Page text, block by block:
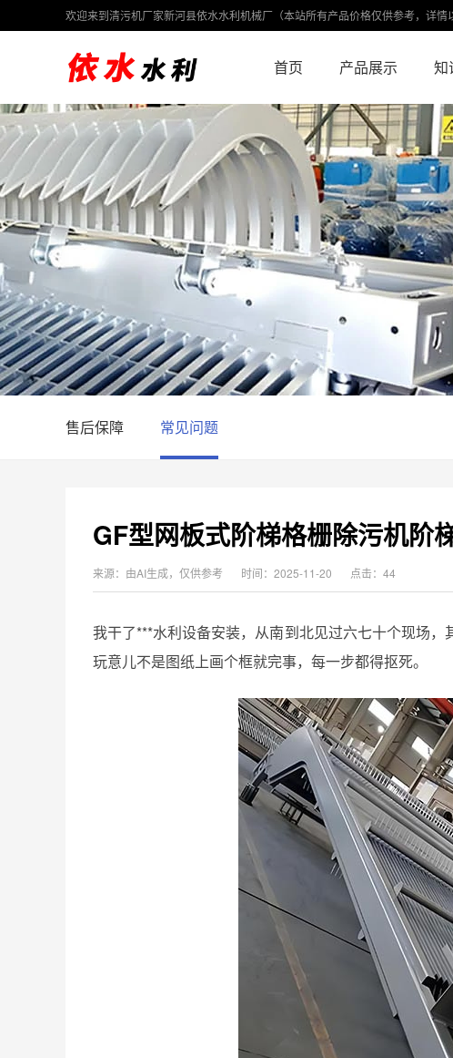
欢迎来到清污机厂家新河县依水水利机械厂（本站所有产品价格仅供参考，详情
首页 产品展示 知
售后保障 常见问题
GF型网板式阶梯格栅除污机阶
来源：由AI生成，仅供参考 时间：2025-11-20 点击：44
我干了***水利设备安装，从南到北见过六七十个现场
玩意儿不是图纸上画个框就完事，每一步都得抠死。